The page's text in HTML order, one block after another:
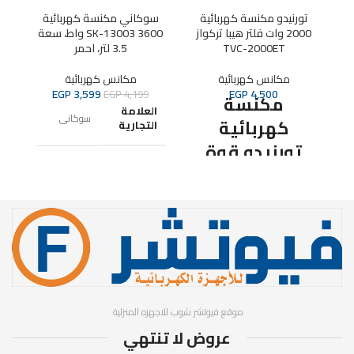
تورنيدو مكنسة كهربائية
2000 وات فلتر هيبا تركواز
TVC-2000ET
مكانس كهربائية
EGP4,500
مكنسة
كهربائية
تورنيدو قوة
2000 وات سعة
كيس الأتربة : 6
لتر طول السلك :
5 متر لون
المكنسة :
تركواز بلد
سوكاني مكنسة كهربائية
SK-13003 3600 واط، سعة
3.5 لتر، احمر
مكانس كهربائية
EGP4,199
EGP3,599
العلامة
التجارية
أبعاد
المنتج
‎16 x 28 x
كيلو جرام
السعة
موقع فيوتشر شوب للاجهزه المنزلية
عروض لا تنتهي